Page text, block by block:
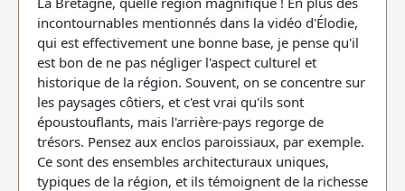
incontournables mentionnés dans la vidéo d'Élodie,
qui est effectivement une bonne base, je pense qu'il
est bon de ne pas négliger l'aspect culturel et
historique de la région. Souvent, on se concentre sur
les paysages côtiers, et c'est vrai qu'ils sont
époustouflants, mais l'arrière-pays regorge de
trésors. Pensez aux enclos paroissiaux, par exemple.
Ce sont des ensembles architecturaux uniques,
typiques de la région, et ils témoignent de la richesse